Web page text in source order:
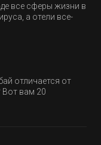
все сферы жизни в
а отели все-
дают промо-
отличается от
Вот вам 20